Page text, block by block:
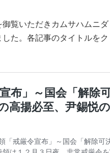
覧いただきカムサハムニ
た。各記事のタイトルを